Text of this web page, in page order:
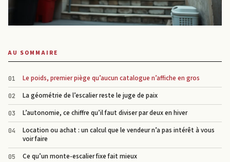
AU SOMMAIRE
Le poids, premier piège qu’aucun catalogue n’affiche en gros
La géométrie de l’escalier reste le juge de paix
L’autonomie, ce chiffre qu’il faut diviser par deux en hiver
Location ou achat : un calcul que le vendeur n’a pas intérêt à vous
voir faire
Ce qu’un monte-escalier fixe fait mieux